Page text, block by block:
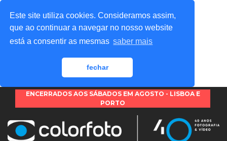
Este site utiliza cookies. Consideramos assim,
que ao continuar a navegar no nosso website
está a consentir as mesmas saber mais
fechar
ENCERRADOS AOS SÁBADOS EM AGOSTO - LISBOA E
PORTO